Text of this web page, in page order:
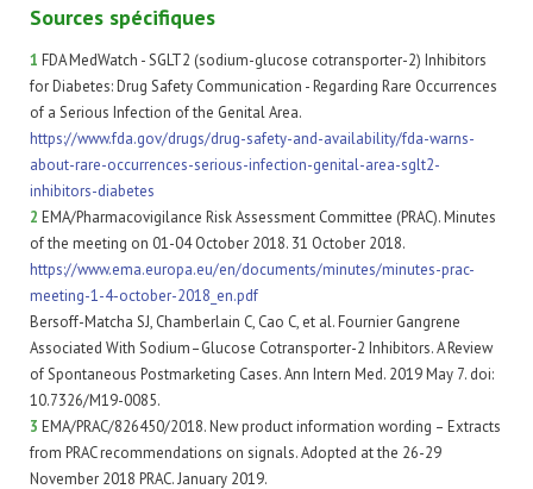
Sources spécifiques
1 FDA MedWatch - SGLT2 (sodium-glucose cotransporter-2) Inhibitors
for Diabetes: Drug Safety Communication - Regarding Rare Occurrences
of a Serious Infection of the Genital Area.
https://www.fda.gov/drugs/drug-safety-and-availability/fda-warns-
about-rare-occurrences-serious-infection-genital-area-sglt2-
inhibitors-diabetes​
2 EMA/Pharmacovigilance Risk Assessment Committee (PRAC). Minutes
of the meeting on 01-04 October 2018. 31 October 2018.
https://www.ema.europa.eu/en/documents/minutes/minutes-prac-
meeting-1-4-october-2018_en.pdf
Bersoff-Matcha SJ, Chamberlain C, Cao C, et al. Fournier Gangrene
Associated With Sodium–Glucose Cotransporter-2 Inhibitors. A Review
of Spontaneous Postmarketing Cases. Ann Intern Med. 2019 May 7. doi:
10.7326/M19-0085.
3 EMA/PRAC/826450/2018. New product information wording – Extracts
from PRAC recommendations on signals. Adopted at the 26-29
November 2018 PRAC. January 2019.